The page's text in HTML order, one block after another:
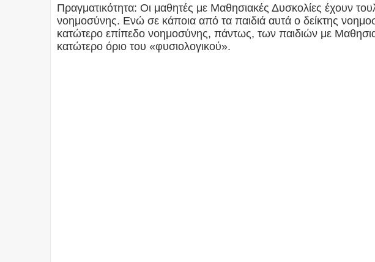
Πραγματικότητα: Οι μαθητές με Μαθησιακές Δυσκολίες έχουν
νοημοσύνης. Ενώ σε κάποια από τα παιδιά αυτά ο δείκτης
κατώτερο επίπεδο νοημοσύνης, πάντως, των παιδιών με
κατώτερο όριο του «φυσιολογικού».